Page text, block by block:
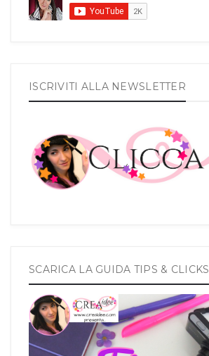
ISCRIVITI ALLA NEWSLETTER
SCARICA LA GUIDA TIPS & CLICKS